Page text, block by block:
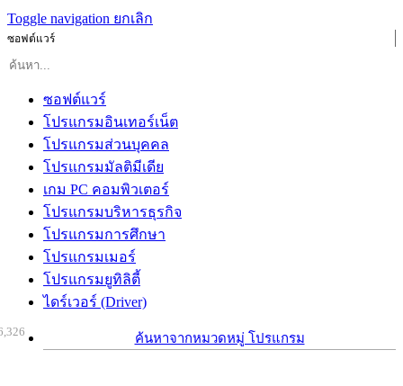
Toggle navigation ยกเลิก
ซอฟต์แวร์
ซอฟต์แวร์
โปรแกรมอินเทอร์เน็ต
โปรแกรมส่วนบุคคล
โปรแกรมมัลติมีเดีย
เกม PC คอมพิวเตอร์
โปรแกรมบริหารธุรกิจ
โปรแกรมการศึกษา
โปรแกรมเมอร์
โปรแกรมยูทิลิตี้
ไดร์เวอร์ (Driver)
ค้นหาจากหมวดหมู่ โปรแกรม